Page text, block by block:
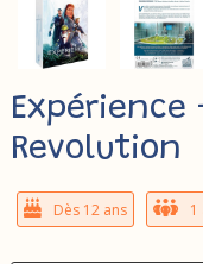
Expérience
Revolution
Dès 12 ans 1